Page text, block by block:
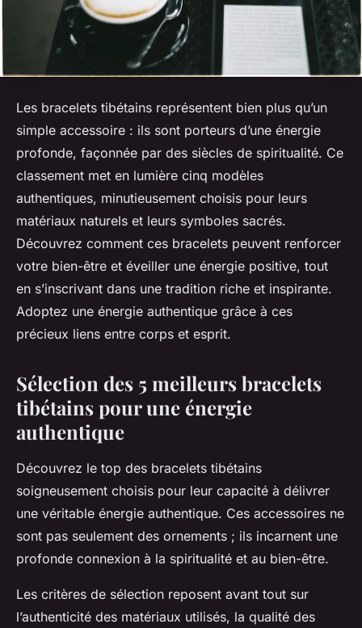
Les bracelets tibétains représentent bien plus qu’un
simple accessoire : ils sont porteurs d’une énergie
profonde, façonnée par des siècles de spiritualité. Ce
classement met en lumière cinq modèles
authentiques, minutieusement choisis pour leurs
matériaux naturels et leurs symboles sacrés.
Découvrez comment ces bracelets peuvent renforcer
votre bien-être et éveiller une énergie positive, tout
en s’inscrivant dans une tradition riche et inspirante.
Adoptez une énergie authentique grâce à ces
précieux liens entre corps et esprit.
Sélection des 5 meilleurs bracelets
tibétains pour une énergie
authentique
Découvrez le top des bracelets tibétains
soigneusement choisis pour leur capacité à délivrer
une véritable énergie authentique. Ces accessoires ne
sont pas seulement des ornements ; ils incarnent une
profonde connexion à la spiritualité et au bien-être.
Les critères de sélection reposent avant tout sur
l’authenticité des matériaux utilisés, la qualité des